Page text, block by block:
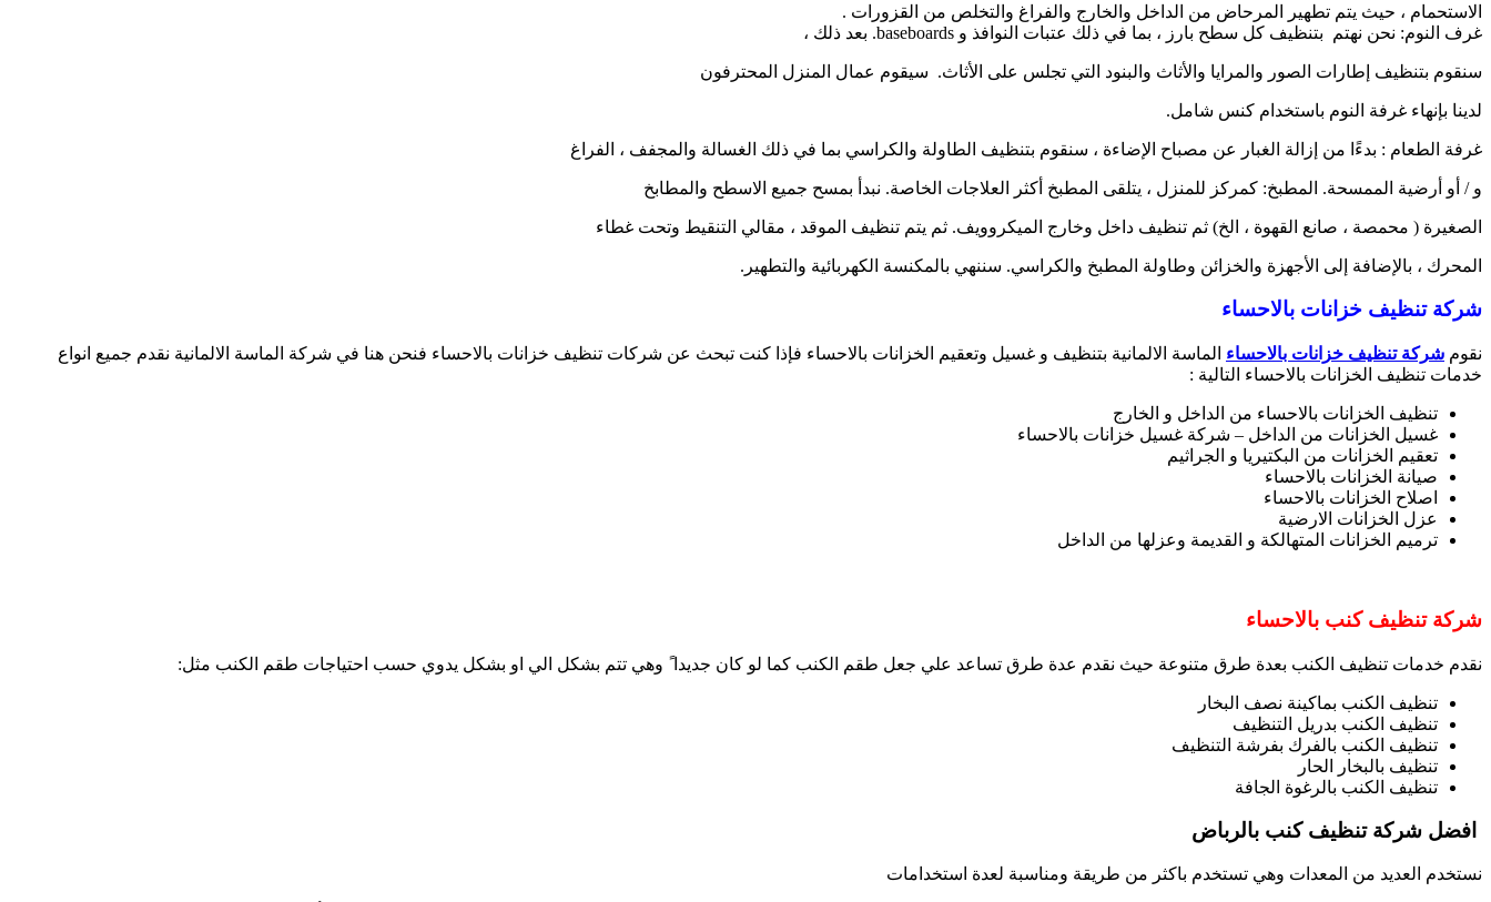
الاستحمام ، حيث يتم تطهير المرحاض من الداخل والخارج والفراغ والتخلص من القزورات .
غرف النوم: نحن نهتم بتنظيف كل سطح بارز ، بما في ذلك عتبات النوافذ و baseboards. بعد ذلك ،
سنقوم بتنظيف إطارات الصور والمرايا والأثاث والبنود التي تجلس على الأثاث. سيقوم عمال المنزل المحترفون
لدينا بإنهاء غرفة النوم باستخدام كنس شامل.
غرفة الطعام : بدءًا من إزالة الغبار عن مصباح الإضاءة ، سنقوم بتنظيف الطاولة والكراسي بما في ذلك الغسالة والمجفف ، الفراغ
و / أو أرضية الممسحة. المطبخ: كمركز للمنزل ، يتلقى المطبخ أكثر العلاجات الخاصة. نبدأ بمسح جميع الاسطح والمطابخ
الصغيرة ( محمصة ، صانع القهوة ، الخ) ثم تنظيف داخل وخارج الميكروويف. ثم يتم تنظيف الموقد ، مقالي التنقيط وتحت غطاء
المحرك ، بالإضافة إلى الأجهزة والخزائن وطاولة المطبخ والكراسي. سننهي بالمكنسة الكهربائية والتطهير.
شركة تنظيف خزانات بالاحساء
نقوم شركة تنظيف خزانات بالاحساء الماسة الالمانية بتنظيف و غسيل وتعقيم الخزانات بالاحساء فإذا كنت تبحث عن شركات تنظيف خزانات بالاحساء فنحن هنا في شركة الماسة الالمانية نقدم جميع انواع
خدمات تنظيف الخزانات بالاحساء التالية :
تنظيف الخزانات بالاحساء من الداخل و الخارج
غسيل الخزانات من الداخل – شركة غسيل خزانات بالاحساء
تعقيم الخزانات من البكتيريا و الجراثيم
صيانة الخزانات بالاحساء
اصلاح الخزانات بالاحساء
عزل الخزانات الارضية
ترميم الخزانات المتهالكة و القديمة وعزلها من الداخل
شركة تنظيف كنب بالاحساء
نقدم خدمات تنظيف الكنب بعدة طرق متنوعة حيث نقدم عدة طرق تساعد علي جعل طقم الكنب كما لو كان جديدا ً وهي تتم بشكل الي او بشكل يدوي حسب احتياجات طقم الكنب مثل:
تنظيف الكنب بماكينة نصف البخار
تنظيف الكنب بدريل التنظيف
تنظيف الكنب بالفرك بفرشة التنظيف
تنظيف بالبخار الحار
تنظيف الكنب بالرغوة الجافة
افضل شركة تنظيف كنب بالرباض
نستخدم العديد من المعدات وهي تستخدم باكثر من طريقة ومناسبة لعدة استخدامات